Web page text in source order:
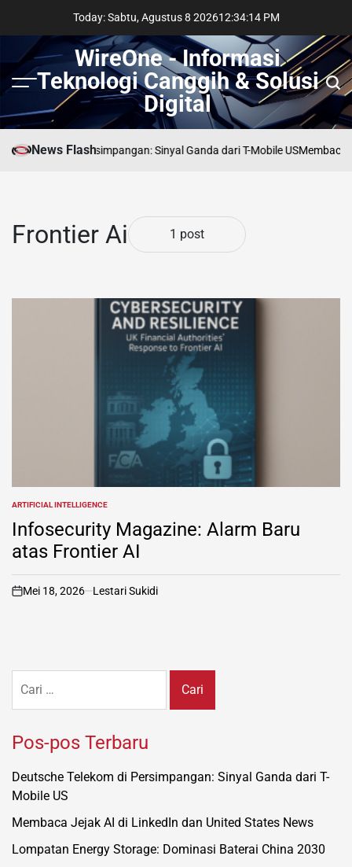
content
Today: Sabtu, Agustus 8 202612:34:14 PM
Menu
WireOne - Informasi
Teknologi Canggih & Solusi
Digital
News Flash
Telekom di Persimpangan: Sinyal Ganda dari T-Mobile USMembaca
Frontier Ai 1 post
POSTED
IN
ARTIFICIAL INTELLIGENCE
Infosecurity Magazine: Alarm Baru
atas Frontier AI
on
Mei 18, 2026 Lestari Sukidi
untuk:
Pos-pos Terbaru
Deutsche Telekom di Persimpangan: Sinyal Ganda dari T-
Mobile US
Membaca Jejak AI di LinkedIn dan United States News
Lompatan Energy Storage: Dominasi Baterai China 2030